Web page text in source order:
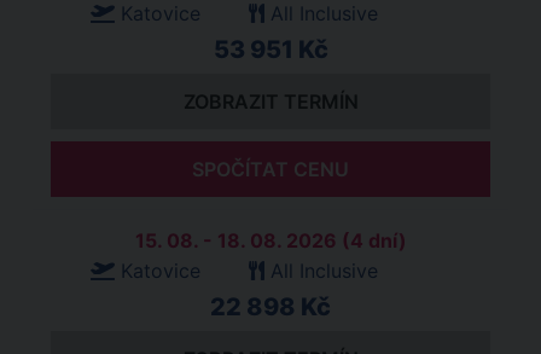
Katovice
All Inclusive
53 951 Kč
ZOBRAZIT TERMÍN
SPOČÍTAT CENU
15. 08. - 18. 08. 2026 (4 dní)
Katovice
All Inclusive
22 898 Kč